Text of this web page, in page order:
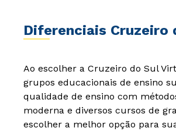
Diferenciais Cruzeiro
Ao escolher a Cruzeiro do Sul
grupos educacionais de ensino
qualidade de ensino com
moderna e diversos cursos de
escolher a melhor opção para